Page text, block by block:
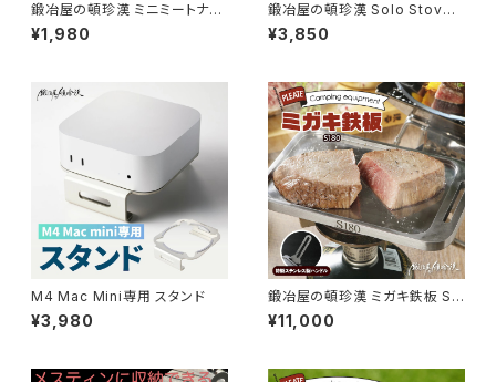
鍛冶屋の頓珍漢 ミニミートナイ
フ アウトドア
¥1,980
鍛冶屋の頓珍漢 Solo Stove
Mesa専用 五徳リング
¥3,850
M4 Mac Mini専用 スタンド
¥3,980
鍛冶屋の頓珍漢 ミガキ鉄板 S1
80 ラージメスティン B6 サイズ
10.5mm厚 焼き面4.5mm溝 特
¥11,000